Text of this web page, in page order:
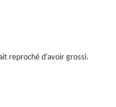
reproché d’avoir grossi.